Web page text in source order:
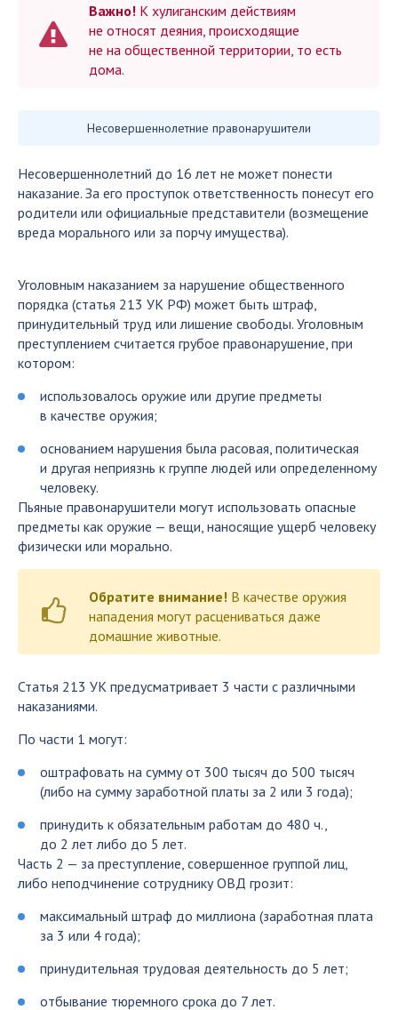
Важно! К хулиганским действиям
не относят деяния, происходящие
не на общественной территории, то есть
дома.
Несовершеннолетние правонарушители
Несовершеннолетний до 16 лет не может понести
наказание. За его проступок ответственность понесут его
родители или официальные представители (возмещение
вреда морального или за порчу имущества).
Уголовным наказанием за нарушение общественного
порядка (статья 213 УК РФ) может быть штраф,
принудительный труд или лишение свободы. Уголовным
преступлением считается грубое правонарушение, при
котором:
использовалось оружие или другие предметы
в качестве оружия;
основанием нарушения была расовая, политическая
и другая неприязнь к группе людей или определенному
человеку.
Пьяные правонарушители могут использовать опасные
предметы как оружие — вещи, наносящие ущерб человеку
физически или морально.
Обратите внимание! В качестве оружия
нападения могут расцениваться даже
домашние животные.
Статья 213 УК предусматривает 3 части с различными
наказаниями.
По части 1 могут:
оштрафовать на сумму от 300 тысяч до 500 тысяч
(либо на сумму заработной платы за 2 или 3 года);
принудить к обязательным работам до 480 ч.,
до 2 лет либо до 5 лет.
Часть 2 — за преступление, совершенное группой лиц,
либо неподчинение сотруднику ОВД грозит:
максимальный штраф до миллиона (заработная плата
за 3 или 4 года);
принудительная трудовая деятельность до 5 лет;
отбывание тюремного срока до 7 лет.